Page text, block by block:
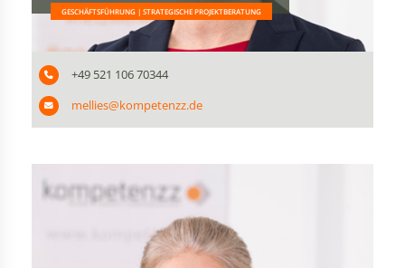
GESCHÄFTSFÜHRUNG | STRATEGISCHE PROJEKTBERATUNG
+49 521 106 70344
mellies@kompetenzz.de